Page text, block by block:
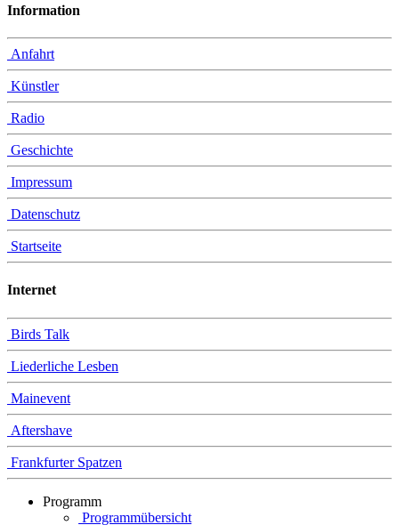
Information
Anfahrt
Künstler
Radio
Geschichte
Impressum
Datenschutz
Startseite
Internet
Birds Talk
Liederliche Lesben
Mainevent
Aftershave
Frankfurter Spatzen
Programm
Programmübersicht